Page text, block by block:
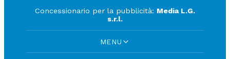
Concessionario per la pubblicità: Media L.G.
s.r.l.
MENU